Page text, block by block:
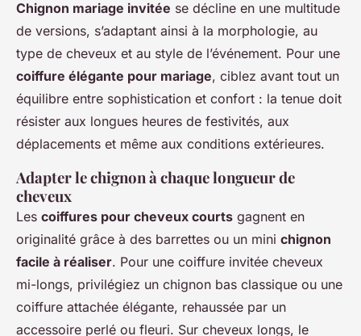
Chignon mariage invitée se décline en une multitude
de versions, s’adaptant ainsi à la morphologie, au
type de cheveux et au style de l’événement. Pour une
coiffure élégante pour mariage, ciblez avant tout un
équilibre entre sophistication et confort : la tenue doit
résister aux longues heures de festivités, aux
déplacements et même aux conditions extérieures.
Adapter le chignon à chaque longueur de
cheveux
Les coiffures pour cheveux courts gagnent en
originalité grâce à des barrettes ou un mini chignon
facile à réaliser. Pour une coiffure invitée cheveux
mi-longs, privilégiez un chignon bas classique ou une
coiffure attachée élégante, rehaussée par un
accessoire perlé ou fleuri. Sur cheveux longs, le